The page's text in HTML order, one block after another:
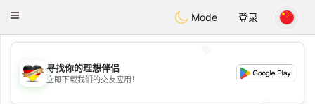
Dating
Toggle
Mode 登录
💖
寻找你的理想伴侣
立即下载我们的交友应用！